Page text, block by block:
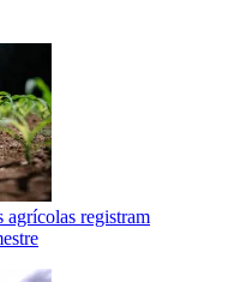
agrícolas registram